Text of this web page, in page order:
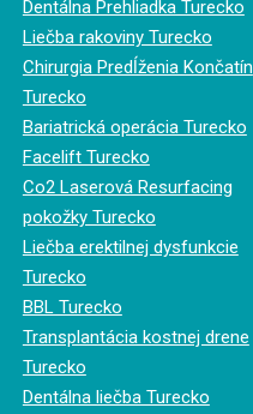
Dentálna Prehliadka Turecko
Liečba rakoviny Turecko
Chirurgia Predĺženia Končatín
Turecko
Bariatrická operácia Turecko
Facelift Turecko
Co2 Laserová Resurfacing
pokožky Turecko
Liečba erektilnej dysfunkcie
Turecko
BBL Turecko
Transplantácia kostnej drene
Turecko
Dentálna liečba Turecko